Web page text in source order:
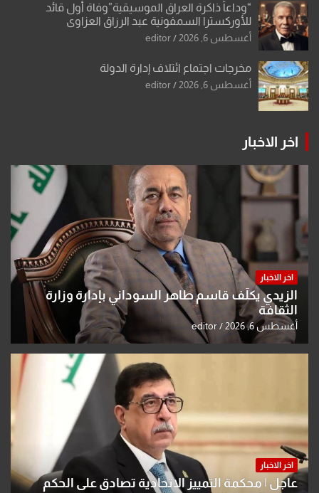
“وداعاً ذاكرة العراق الموسيقية”وفاة أول قائد
للأوركسترا السمفونية عبد الرزاق العزاوي
أغسطس 6, 2026 editor
مخرجات اجتماع ائتلاف إدارة الدولة
أغسطس 6, 2026 editor
اخر الاخبار
اخر الاخبار
الزيدي يكلّف قاسم طاهر السوداني بإدارة وزارة
الثقافة
أغسطس 6, 2026 editor
اخر الاخبار
عاجل | محكمة التمييز الاتحادية تصادق على الحكم